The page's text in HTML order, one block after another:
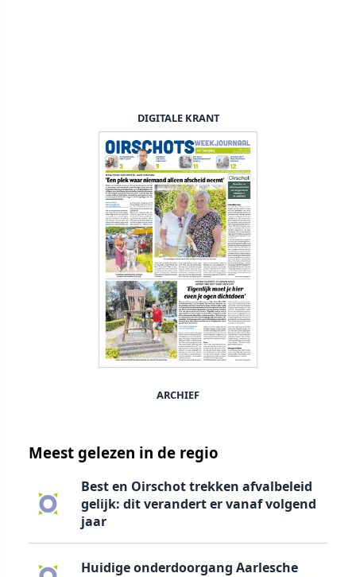
DIGITALE KRANT
ARCHIEF
Meest gelezen in de regio
Best en Oirschot trekken afvalbeleid
gelijk: dit verandert er vanaf volgend
jaar
Huidige onderdoorgang Aarlesche